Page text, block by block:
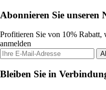
Abonnieren Sie unseren
Profitieren Sie von 10% Rabatt,
anmelden
Bleiben Sie in